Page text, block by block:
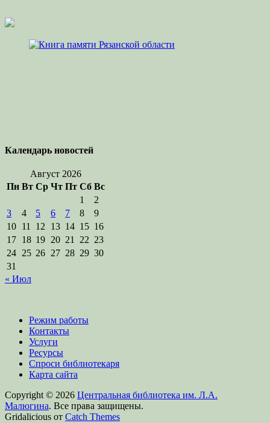
Календарь новостей
Август 2026
Пн Вт Ср Чт Пт Сб Вс
1
2
3
4 5 6 7 8
9
10 11 12 13 14 15 16
17 18 19 20 21 22 23
24 25 26 27 28 29 30
31
« Июл
Режим работы
Контакты
Услуги
Ресурсы
Спроси библиотекаря
Карта сайта
Copyright © 2026 Центральная библиотека им. Л.А.
Малюгина. Все права защищены.
Gridalicious от Catch Themes